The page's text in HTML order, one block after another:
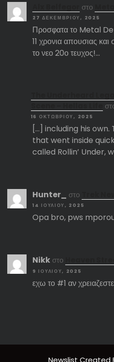
στο
27 ΔΕΚΕΜΒΡΊΟΥ, 2025
Προσφατα το Metal
11 χρονια απουσιας και
το νεο 20ο τευχος!…
16 ΟΚΤΩΒΡΊΟΥ, 2025
[…] including his
that went inside
called Rollin’ Under,
Hunter_ στο
14 ΙΟΥΛΊΟΥ, 2025
Opa bro, pws
Nikk στο
9 ΙΟΥΛΊΟΥ, 2025
εχω το #1 αν χρειαζεστε
Newslist Created